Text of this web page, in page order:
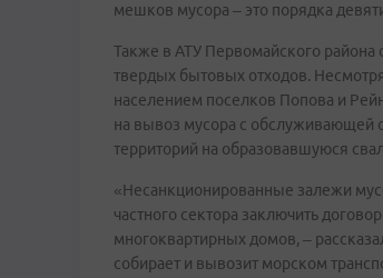
мешков мусора – это порядка
Также в АТУ Первомайского района
твердых бытовых отходов.
населением поселков Попова и
на вывоз мусора с обслуживающей
территорий на образовавшуюся
«Несанкционированные залежи
частного сектора заключить
многоквартирных домов, –
собирает и вывозит морском